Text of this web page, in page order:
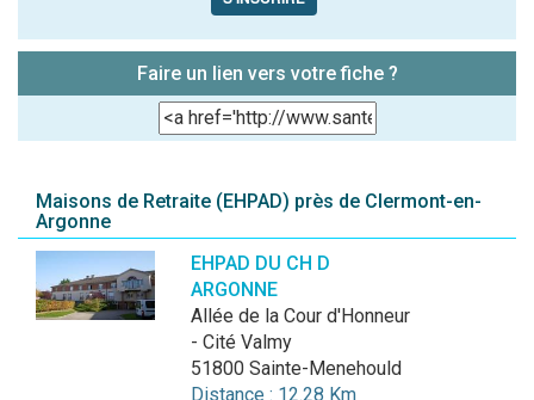
Faire un lien vers votre fiche ?
Maisons de Retraite (EHPAD) près de Clermont-en-
Argonne
EHPAD DU CH D
ARGONNE
Allée de la Cour d'Honneur
- Cité Valmy
51800 Sainte-Menehould
Distance : 12.28 Km